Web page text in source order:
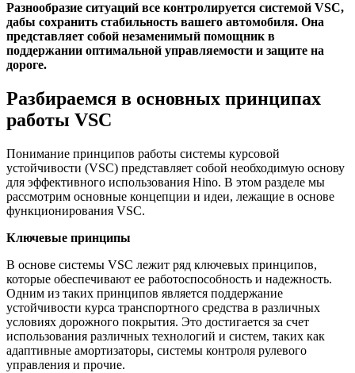
Разнообразие ситуаций все контролируется системой VSC,
дабы сохранить стабильность вашего автомобиля. Она
представляет собой незаменимый помощник в
поддержании оптимальной управляемости и защите на
дороге.
Разбираемся в основных принципах
работы VSC
Понимание принципов работы системы курсовой
устойчивости (VSC) представляет собой необходимую основу
для эффективного использования Hino. В этом разделе мы
рассмотрим основные концепции и идеи, лежащие в основе
функционирования VSC.
Ключевые принципы
В основе системы VSC лежит ряд ключевых принципов,
которые обеспечивают ее работоспособность и надежность.
Одним из таких принципов является поддержание
устойчивости курса транспортного средства в различных
условиях дорожного покрытия. Это достигается за счет
использования различных технологий и систем, таких как
адаптивные амортизаторы, системы контроля рулевого
управления и прочие.